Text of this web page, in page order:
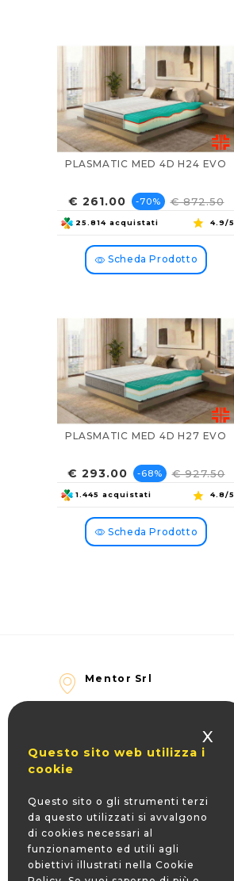
PLASMATIC MED 4D H24 EVO
Prezzo
€ 261.00 Prezzo
base
-70% € 872.50
25.814 acquistati 4.9/5
Scheda Prodotto
PLASMATIC MED 4D H27 EVO
Prezzo
€ 293.00 Prezzo
base
-68% € 927.50
1.445 acquistati 4.8/5
Scheda Prodotto
Mentor Srl
47122 Forlì FC - ITALY
+39 0543 83406
X
Questo sito web utilizza i
cookie
Questo sito o gli strumenti terzi
da questo utilizzati si avvalgono
di cookies necessari al
funzionamento ed utili agli
obiettivi illustrati nella Cookie